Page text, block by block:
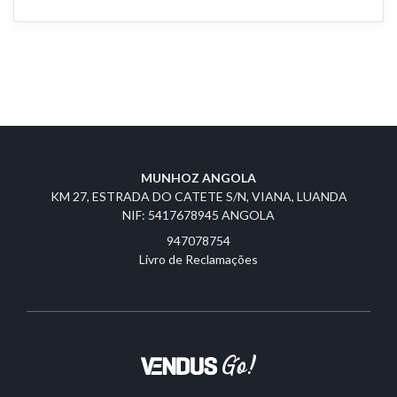
MUNHOZ ANGOLA
KM 27, ESTRADA DO CATETE S/N, VIANA, LUANDA
NIF: 5417678945 ANGOLA
947078754
Livro de Reclamações